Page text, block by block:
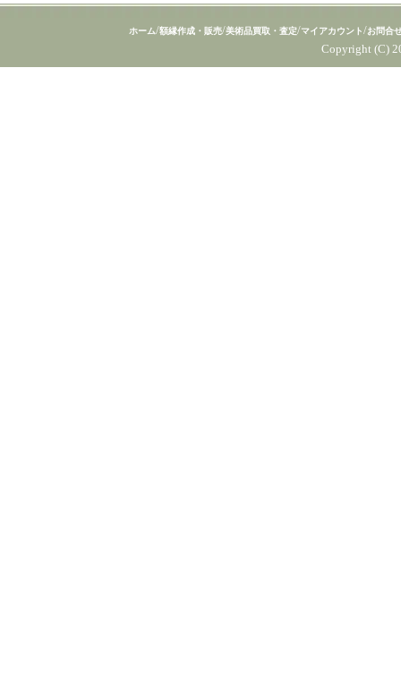
ホーム/額縁作成・販売/美術品買取・査定/マイアカウント/お問合
Copyright (C)